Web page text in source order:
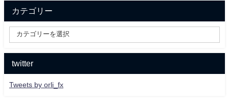
カテゴリー
twitter
Tweets by orli_fx